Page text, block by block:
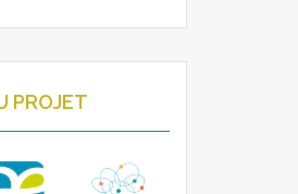
PROJET